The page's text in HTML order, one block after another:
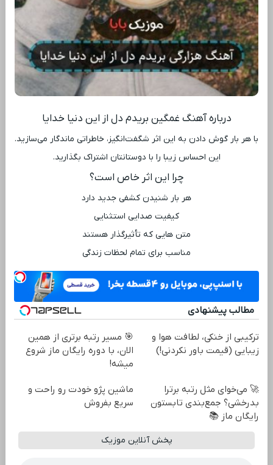
درباره آهنگ غمگین بریدم دل از این دنیا خدایا
با هر بار گوش دادن به این اثر شگفت‌انگیز، خاطراتی ماندگار می‌سازید.
این احساس زیبا را با دوستانتان اشتراک بگذارید.
چرا این اثر خاص است؟
هر بار شنیدن کشفی جدید دارد
کیفیت صدایی استثنایی
متن‌ هایی که تأثیرگذار هستند
مناسب برای تمام لحظات زندگی
مطالب پیشنهادی
ترکیبی از خنکی، لطافت هوا و
زیبایی (قیمت باور نکردنی!)
🎯 مسیر رتبه برتری از همین
الان، با دوره رایگان ماز شروع
میشه!
🚀 می‌خوای مثل رتبه برترا
بدرخشی؟ جمع‌بندی تابستون
رایگان ماز 📚
ماشین پژو خودت رو راحت و
سریع بفروش
پخش آنلاین موزیک